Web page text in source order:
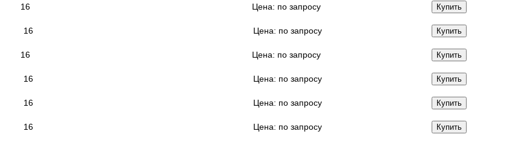
16 Цена: по запросу Купить
16 Цена: по запросу Купить
16 Цена: по запросу Купить
16 Цена: по запросу Купить
16 Цена: по запросу Купить
16 Цена: по запросу Купить